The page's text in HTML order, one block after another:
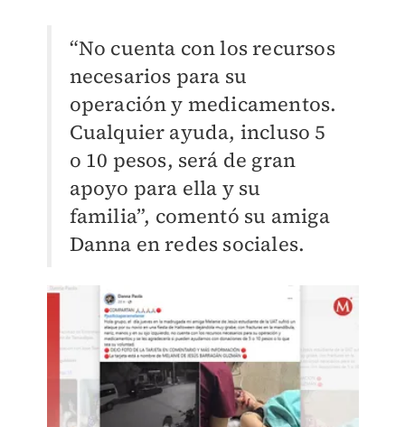
“No cuenta con los recursos
necesarios para su
operación y medicamentos.
Cualquier ayuda, incluso 5
o 10 pesos, será de gran
apoyo para ella y su
familia”, comentó su amiga
Danna en redes sociales.